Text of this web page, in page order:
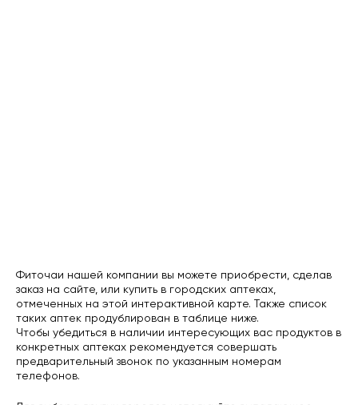
Фиточаи нашей компании вы можете приобрести, сделав
заказ на сайте, или купить в городских аптеках,
отмеченных на этой интерактивной карте. Также список
таких аптек продублирован в таблице ниже.
Чтобы убедиться в наличии интересующих вас продуктов в
конкретных аптеках рекомендуется совершать
предварительный звонок по указанным номерам
телефонов.